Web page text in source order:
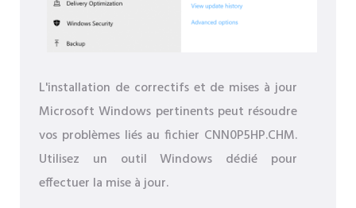
L'installation de correctifs et de mises à jour
Microsoft Windows pertinents peut résoudre
vos problèmes liés au fichier CNN0P5HP.CHM.
Utilisez un outil Windows dédié pour
effectuer la mise à jour.